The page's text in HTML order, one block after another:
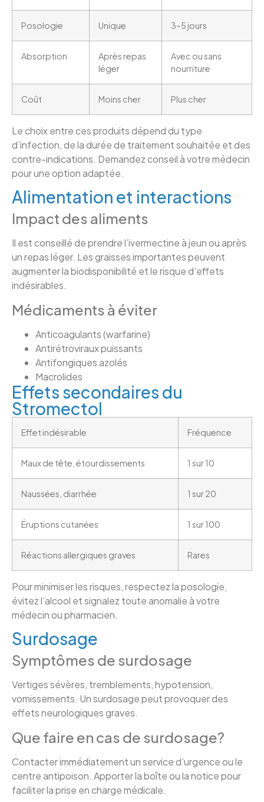
Posologie Unique 3–5 jours
Absorption
Après repas
léger
Avec ou sans
nourriture
Coût Moins cher Plus cher
Le choix entre ces produits dépend du type
d’infection, de la durée de traitement souhaitée et des
contre-indications. Demandez conseil à votre médecin
pour une option adaptée.
Alimentation et interactions
Impact des aliments
Il est conseillé de prendre l’ivermectine à jeun ou après
un repas léger. Les graisses importantes peuvent
augmenter la biodisponibilité et le risque d’effets
indésirables.
Médicaments à éviter
Anticoagulants (warfarine)
Antirétroviraux puissants
Antifongiques azolés
Macrolides
Effets secondaires du
Stromectol
Effet indésirable Fréquence
Maux de tête, étourdissements 1 sur 10
Naussées, diarrhée 1 sur 20
Éruptions cutanées 1 sur 100
Réactions allergiques graves Rares
Pour minimiser les risques, respectez la posologie,
évitez l’alcool et signalez toute anomalie à votre
médecin ou pharmacien.
Surdosage
Symptômes de surdosage
Vertiges sévères, tremblements, hypotension,
vomissements. Un surdosage peut provoquer des
effets neurologiques graves.
Que faire en cas de surdosage?
Contacter immédiatement un service d’urgence ou le
centre antipoison. Apporter la boîte ou la notice pour
faciliter la prise en charge médicale.